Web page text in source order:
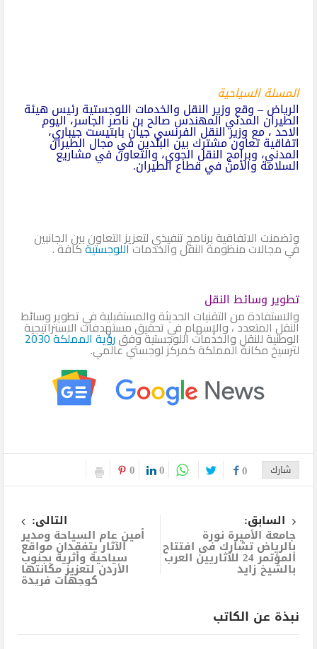
المسلة السياحية
الرياض – وقع وزير النقل والخدمات اللوجستية رئيس هيئة
الطيران المدني المهندس صالح بن ناصر الجاسر، اليوم
الاحد ، مع وزير النقل الفرنسي جيان بابتيست جيباري،
اتفاقية تعاون مشترك بين البلدين في مجال الطيران
المدني، وبرامج النقل الجوي، والتعاون في مشاريع
السلامة والأمن في قطاع الطيران.
وتضمنت الاتفاقية برنامج تنفيذي لتعزيز التعاون بين الجانبين
في مجالات منظومة النقل والخدماتاللوجستيةكافة .
تطوير وسائط النقل
والاستفادة من التقنيات الحديثة والمستقبلية في تطوير وسائط
النقل المتعدد ، والإسهام في تحقيق مستهدفات الاستراتيجية
الوطنية للنقل والخدمات اللوجستية وفقرؤية المملكة 2030
لترسيخ مكانة المملكة كمركز لوجستي عالمي.
شارك 0
0
0
السابق:
جامعة الأميرة نورة
بالرياض تشارك فى افتتاح
المؤتمر 24 للآثاريين العرب
بالشيخ زايد
التالى:
أمين عام السياحة ومدير
الآثار يتفقدان مواقع
سياحية وأثرية بجنوب
الأردن لتعزيز مكانتها
كوجهات فريدة
نبذة عن الكاتب